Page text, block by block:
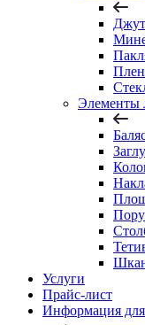
Джут
Элементы
Услуги
Прайс-лист
Информация для